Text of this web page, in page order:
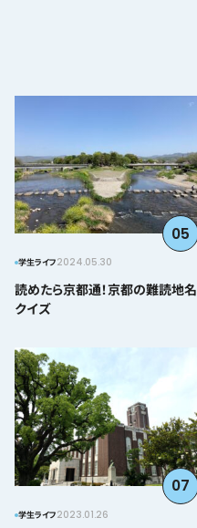
05
学生ライフ2024.05.30
読めたら京都通！京都の難読地名
クイズ
07
学生ライフ2023.01.26